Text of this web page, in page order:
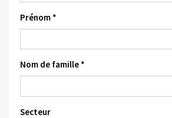
Prénom *
Nom de famille *
Secteur